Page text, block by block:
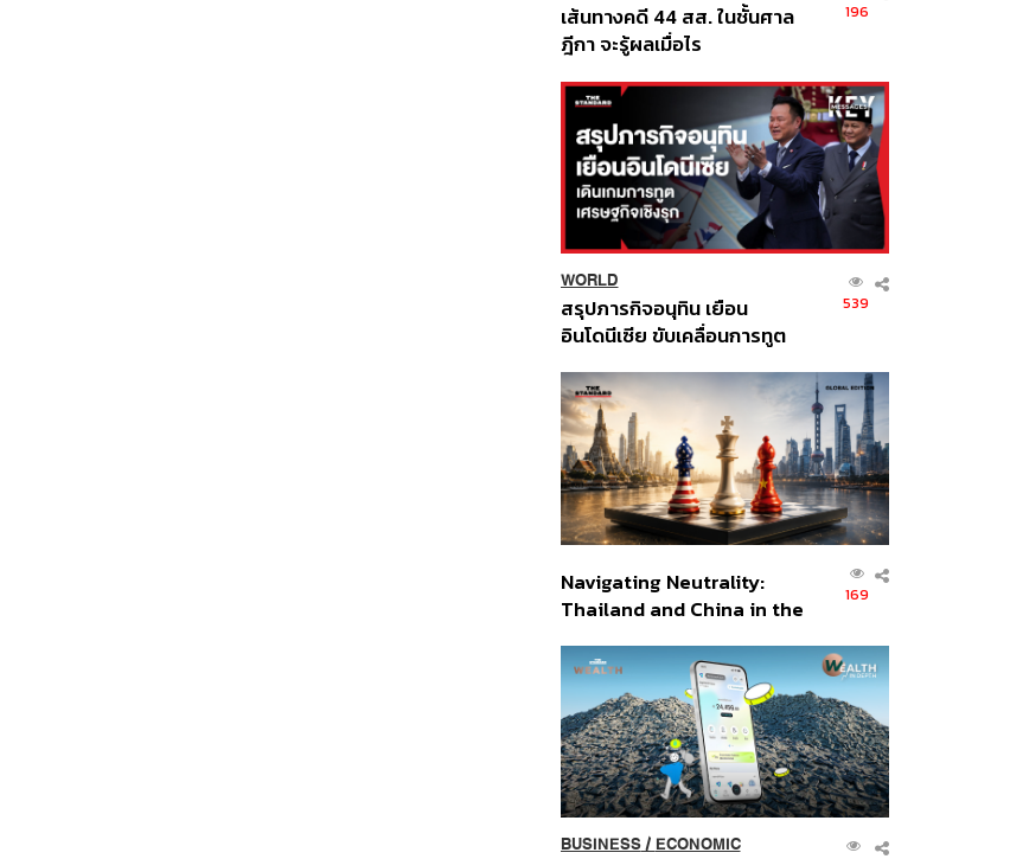
เส้นทางคดี 44 สส. ในชั้นศาล
ฎีกา จะรู้ผลเมื่อไร
196
WORLD
สรุปภารกิจอนุทิน เยือน
อินโดนีเซีย ขับเคลื่อนการทูต
ส่วนยุทธศาสตร์ไทย –
อินโดนีเซีย
539
Navigating Neutrality:
Thailand and China in the
Order
169
BUSINESS/ ECONOMIC